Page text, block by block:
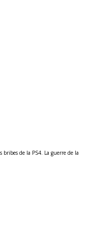
de la PS4. La guerre de la